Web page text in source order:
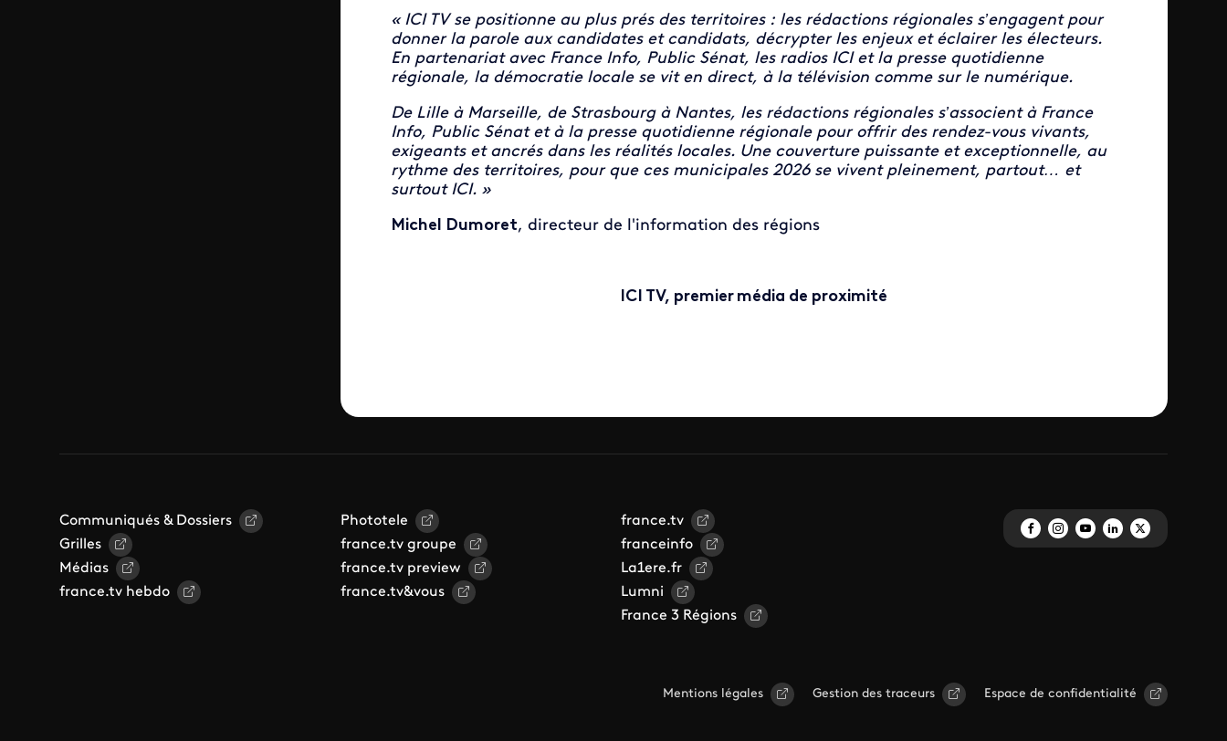
« ICI TV se positionne au plus prés des territoires : les rédactions régionales s’engagent pour
donner la parole aux candidates et candidats, décrypter les enjeux et éclairer les électeurs.
En partenariat avec France Info, Public Sénat, les radios ICI et la presse quotidienne
régionale, la démocratie locale se vit en direct, à la télévision comme sur le numérique.
De Lille à Marseille, de Strasbourg à Nantes, les rédactions régionales s’associent à France
Info, Public Sénat et à la presse quotidienne régionale pour offrir des rendez-vous vivants,
exigeants et ancrés dans les réalités locales. Une couverture puissante et exceptionnelle, au
rythme des territoires, pour que ces municipales 2026 se vivent pleinement, partout… et
surtout ICI. »
Michel Dumoret, directeur de l'information des régions
ICI TV, premier média de proximité
Communiqués & Dossiers
Grilles
Médias
france.tv hebdo
Phototele
france.tv groupe
france.tv preview
france.tv&vous
france.tv
franceinfo
La1ere.fr
Lumni
France 3 Régions
Mentions légales Gestion des traceurs Espace de confidentialité